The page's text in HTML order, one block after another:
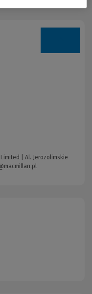
| Al. Jerozolimskie